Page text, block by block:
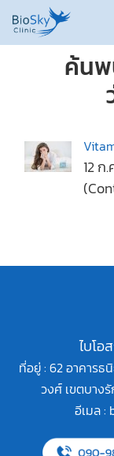
ค้นพ
12 ก
ไบโอ
ที่อยู่ : 62 อาคารธ
วงศ์ เขตบาง
อีเมล :